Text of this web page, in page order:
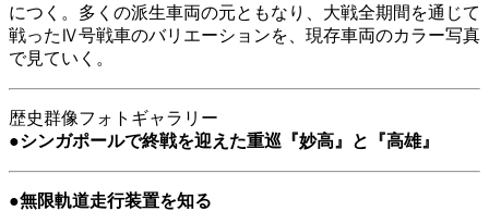
につく。多くの派生車両の元ともなり、大戦全期間を通じて
戦ったⅣ号戦車のバリエーションを、現存車両のカラー写真
で見ていく。
歴史群像フォトギャラリー
●シンガポールで終戦を迎えた重巡『妙高』と『高雄』
●無限軌道走行装置を知る